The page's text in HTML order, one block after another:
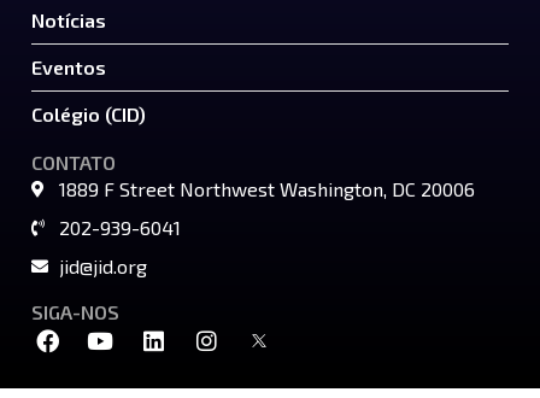
Notícias
Eventos
Colégio (CID)
CONTATO
1889 F Street Northwest Washington, DC 20006
202-939-6041
jid@jid.org
SIGA-NOS